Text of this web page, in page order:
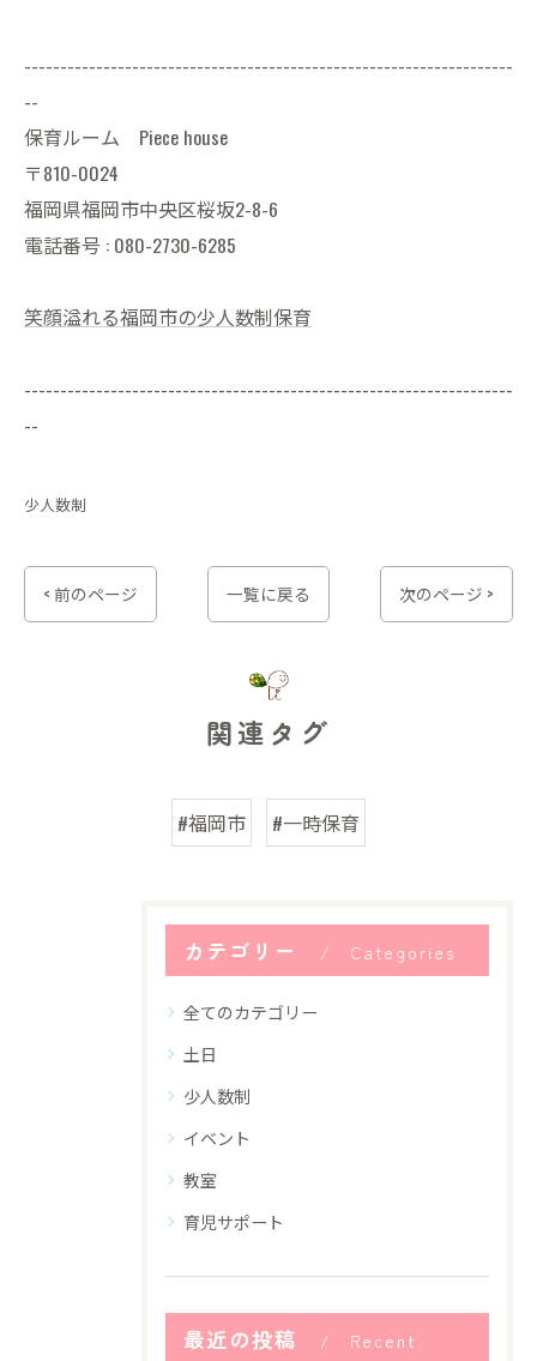
--------------------------------------------------------------------
--
保育ルーム Piece house
〒810-0024
福岡県福岡市中央区桜坂2-8-6
電話番号 : 080-2730-6285
笑顔溢れる福岡市の少人数制保育
--------------------------------------------------------------------
--
少人数制
< 前のページ 一覧に戻る 次のページ >
関連タグ
#福岡市 #一時保育
カテゴリー Categories
全てのカテゴリー
土日
少人数制
イベント
教室
育児サポート
最近の投稿
Recent